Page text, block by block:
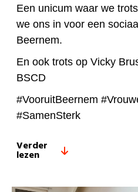
Een unicum waar we
we ons in voor een
Beernem.
En ook trots op Vicky
BSCD
#VooruitBeernem
#SamenSterk
Verder
lezen